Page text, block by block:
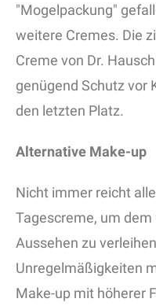
"Mogelpackung"
weitere Cremes. Die
Creme von Dr.
genügend Schutz vor
den letzten Platz.
Alternative Make-up
Nicht immer reicht
Tagescreme, um
Aussehen zu
Unregelmäßigkeiten
Make-up mit höherer